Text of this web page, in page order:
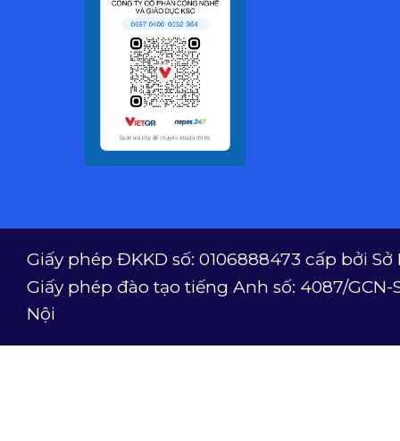
Giấy phép ĐKKD số: 0106888473 cấp bởi
Giấy phép đào tạo tiếng Anh số: 4087/
Nội